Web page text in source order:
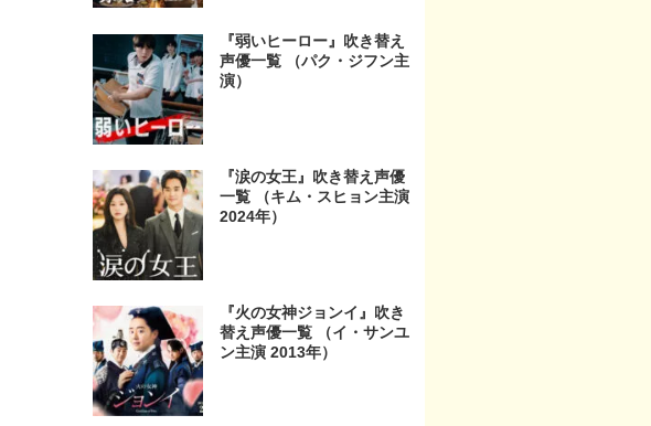
『弱いヒーロー』吹き替え
声優一覧 （パク・ジフン主
演）
『涙の女王』吹き替え声優
一覧 （キム・スヒョン主演
2024年）
『火の女神ジョンイ』吹き
替え声優一覧 （イ・サンユ
ン主演 2013年）